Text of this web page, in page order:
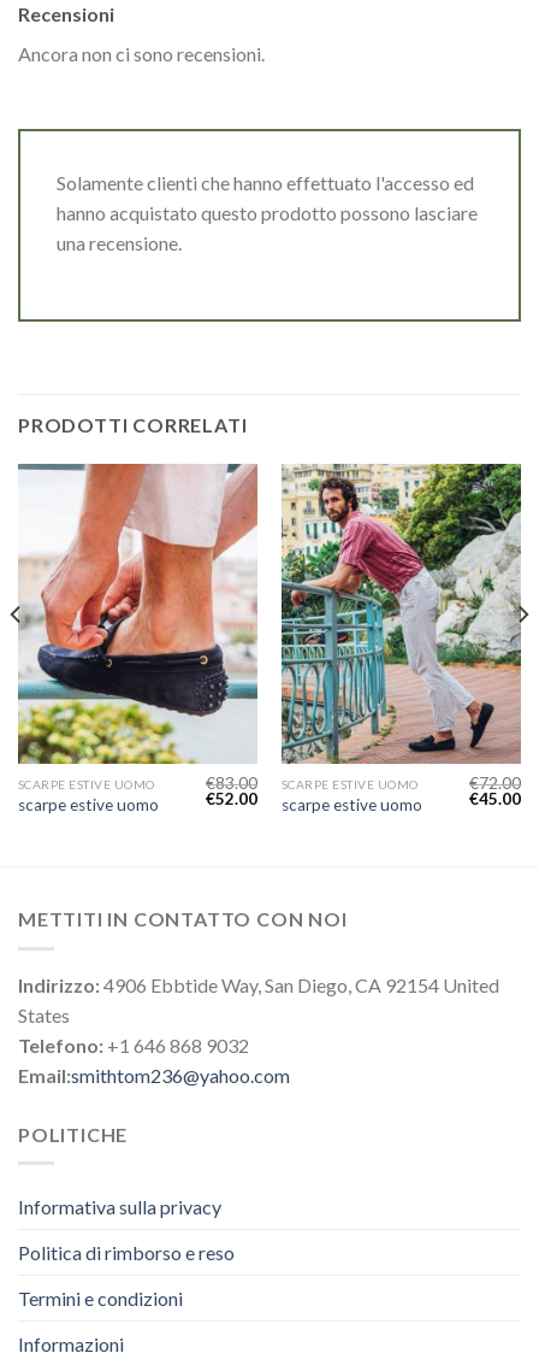
Recensioni
Ancora non ci sono recensioni.
Solamente clienti che hanno effettuato l'accesso ed
hanno acquistato questo prodotto possono lasciare
una recensione.
PRODOTTI CORRELATI
SCARPE ESTIVE UOMO
scarpe estive uomo
€83.00
€52.00
SCARPE ESTIVE UOMO
scarpe estive uomo
€72.00
€45.00
METTITI IN CONTATTO CON NOI
Indirizzo:4906 Ebbtide Way, San Diego, CA 92154 United
States
Telefono: +1 646 868 9032
Email:smithtom236@yahoo.com
POLITICHE
Informativa sulla privacy
Politica di rimborso e reso
Termini e condizioni
Informazioni